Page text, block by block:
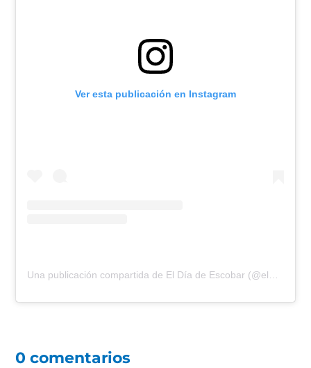
Ver esta publicación en Instagram
0 comentarios